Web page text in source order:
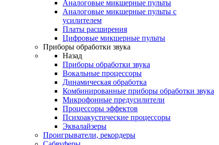
Аналоговые микшерные пульты
Аналоговые микшерные пульты с
усилителем
Платы расширения
Цифровые микшерные пульты
Приборы обработки звука
Назад
Приборы обработки звука
Вокальные процессоры
Динамическая обработка
Комбинированные приборы обработки звука
Микрофонные предусилители
Процессоры эффектов
Психоакустические процессоры
Эквалайзеры
Проигрыватели, рекордеры